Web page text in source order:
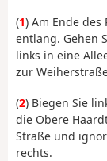
(1) Am Ende des
entlang. Gehen
links in eine
zur
(2) Biegen Sie
die Obere
Straße und
rechts.